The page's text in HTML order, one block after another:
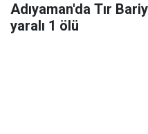
Adıyaman'da Tır
yaralı 1 ölü